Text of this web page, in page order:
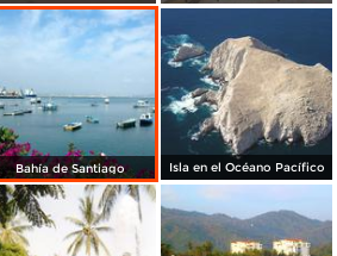
Bahía de Santiago Isla en el Océano Pacífico